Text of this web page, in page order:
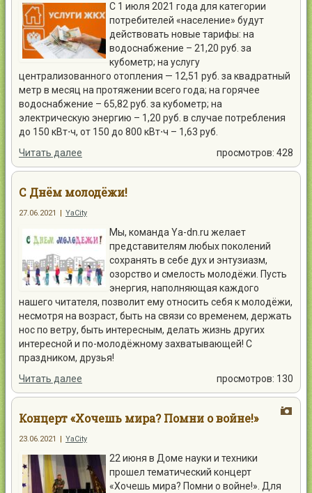
С 1 июля 2021 года для категории
потребителей «население» будут
действовать новые тарифы: на
водоснабжение – 21,20 руб. за
кубометр; на услугу
централизованного отопления — 12,51 руб. за квадратный
метр в месяц на протяжении всего года; на горячее
водоснабжение – 65,82 руб. за кубометр; на
электрическую энергию – 1,20 руб. в случае потребления
до 150 кВт⋅ч, от 150 до 800 кВт⋅ч – 1,63 руб.
Читать далее
просмотров: 428
С Днём молодёжи!
27.06.2021 | YaCity
Мы, команда Ya-dn.ru желает
представителям любых поколений
сохранять в себе дух и энтузиазм,
озорство и смелость молодёжи. Пусть
энергия, наполняющая каждого
нашего читателя, позволит ему относить себя к молодёжи,
несмотря на возраст, быть на связи со временем, держать
нос по ветру, быть интересным, делать жизнь других
интересной и по-молодёжному захватывающей! С
праздником, друзья!
Читать далее
просмотров: 130
Концерт «Хочешь мира? Помни о войне!»
23.06.2021 | YaCity
22 июня в Доме науки и техники
прошел тематический концерт
«Хочешь мира? Помни о войне!». Для